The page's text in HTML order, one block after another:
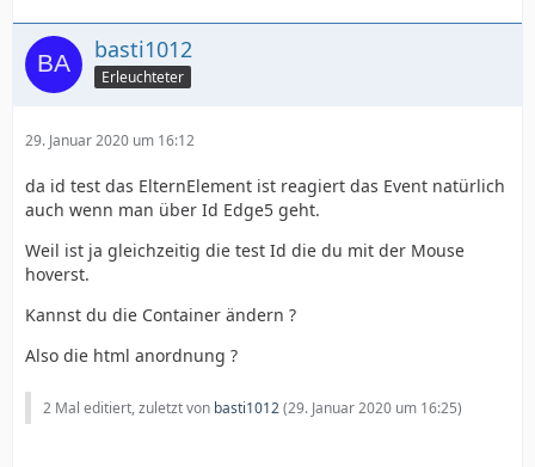
basti1012
Erleuchteter
29. Januar 2020 um 16:12
da id test das ElternElement ist reagiert das Event natürlich
auch wenn man über Id Edge5 geht.
Weil ist ja gleichzeitig die test Id die du mit der Mouse
hoverst.
Kannst du die Container ändern ?
Also die html anordnung ?
2 Mal editiert, zuletzt von basti1012(29. Januar 2020 um 16:25)